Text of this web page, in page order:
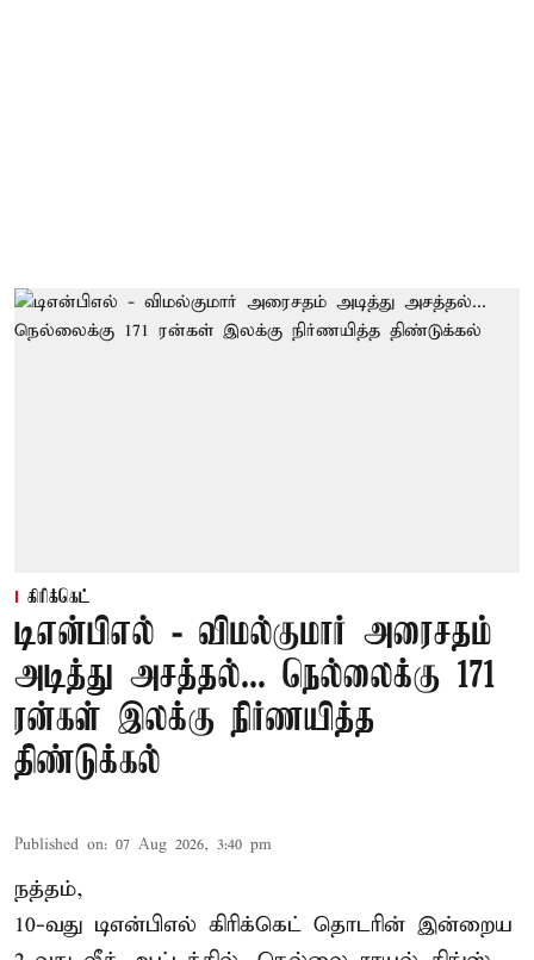
கிரிக்கெட்
டிஎன்பிஎல் - விமல்குமார் அரைசதம்
அடித்து அசத்தல்... நெல்லைக்கு 171
ரன்கள் இலக்கு நிர்ணயித்த
திண்டுக்கல்
Published on: 07 Aug 2026, 3:40 pm
நத்தம்,
10-வது டிஎன்பிஎல் கிரிக்கெட் தொடரின் இன்றைய